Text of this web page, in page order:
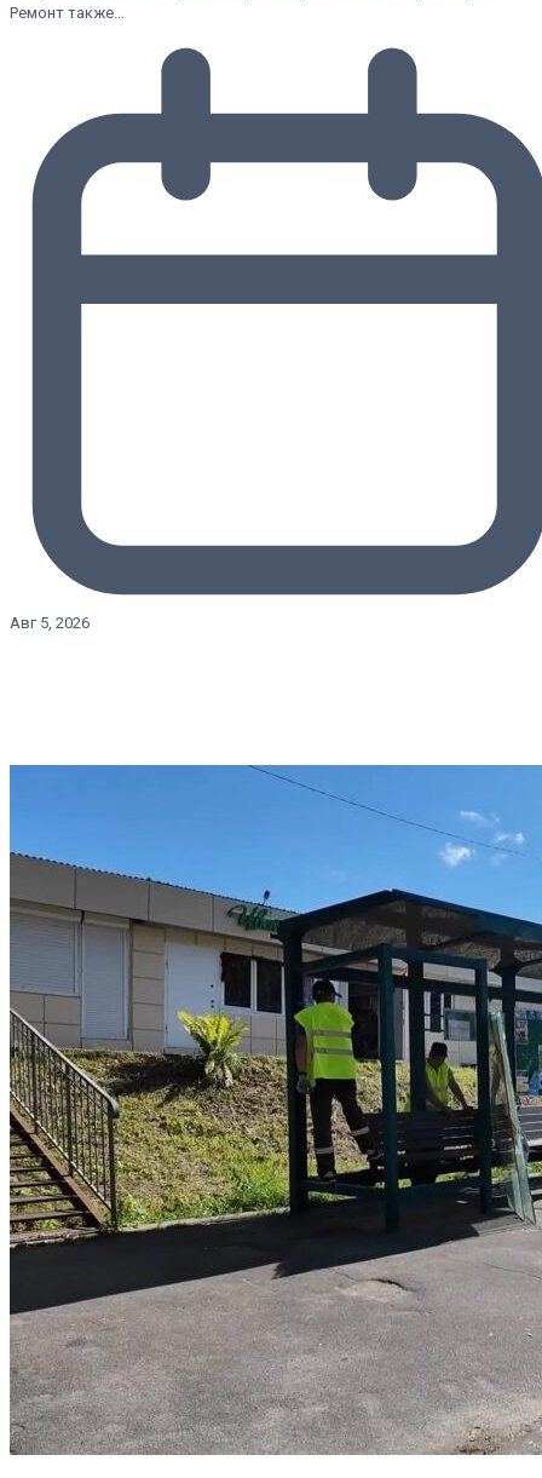
Ремонт также…
Авг 5, 2026